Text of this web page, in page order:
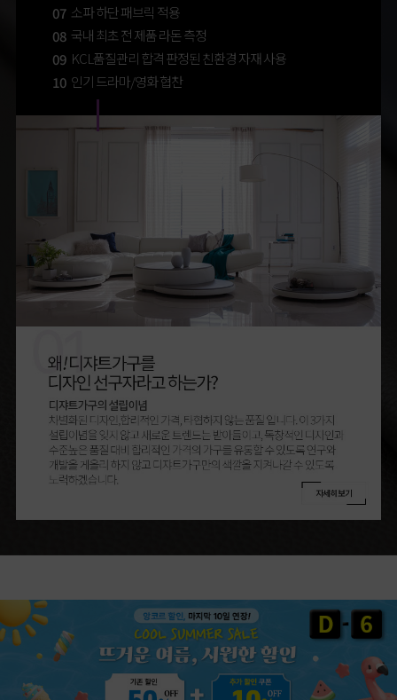
07 소파 하단 패브릭 적용
08 국내 최초 전 제품 라돈 측정
09 KCL품질관리 합격 판정된 친환경 자재 사용
10 인기 드라마/영화 협찬